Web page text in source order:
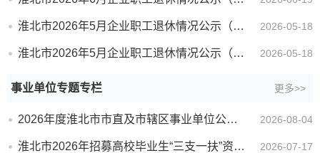
淮北市2026年5月企业职工退休情况公示（不通过） 2026-05-18
淮北市2026年5月企业职工退休情况公示（提前退休） 2026-05-18
事业单位专题专栏 更多>>
2026年度淮北市市直及市辖区事业单位公开招聘工作人员拟聘用人员名单公示（第一批） 2026-08-04
淮北市2026年招募高校毕业生“三支一扶”资格复审递补公告（一） 2026-07-17